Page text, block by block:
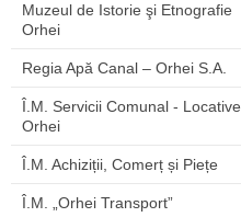
Muzeul de Istorie şi Etnografie
Orhei
Regia Apă Canal – Orhei S.A.
Î.M. Servicii Comunal - Locative
Orhei
Î.M. Achiziții, Comerț și Piețe
Î.M. „Orhei Transport”